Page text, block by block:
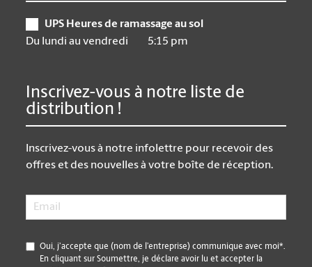
UPS Heures de ramassage au sol
Du lundi au vendredi
5:15 pm
Inscrivez-vous à notre liste de
distribution !
Inscrivez-vous à notre infolettre pour recevoir des
offres et des nouvelles à votre boîte de réception.
Email
*
Oui, j’accepte que (nom de l’entreprise) communique avec moi*.
En cliquant sur Soumettre, je déclare avoir lu et accepter la